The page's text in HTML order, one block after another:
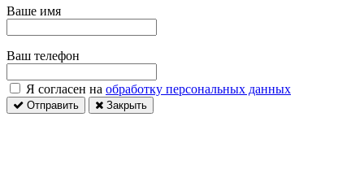
Ваше имя
Ваш телефон
Я согласен на обработку персональных данных
Отправить Закрыть